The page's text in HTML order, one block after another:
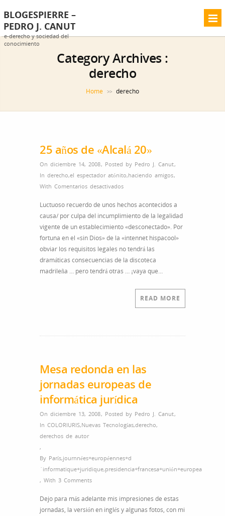
BLOGESPIERRE –
PEDRO J. CANUT
e-derecho y sociedad del
conocimiento
Category Archives :
derecho
Home >> derecho
25 años de «Alcalá 20»
On diciembre 14, 2008, Posted by Pedro J. Canut,
In derecho,el espectador atónito,haciendo amigos,
With Comentarios desactivadosen
años
de
«Alcalá
20»
Luctuoso recuerdo de unos hechos acontecidos a
causa/ por culpa del incumplimiento de la legalidad
vigente de un establecimiento «desconectado». Por
fortuna en el «sin Dios» de la «intennet hispacool»
obviar los requisitos legales no tendrá las
dramáticas consecuencias de la discoteca
madrileña … pero tendrá otras … ¡vaya que…
READ MORE
Mesa redonda en las
jornadas europeas de
informática jurídica
On diciembre 13, 2008, Posted by Pedro J. Canut,
In COLORIURIS,Nuevas Tecnologías,derecho,
derechos de autor
,
By París,journnées+européennes+d
´informatique+juridique,presidencia+francesa+unión+europea
, With 3 Comments
Dejo para más adelante mis impresiones de estas
jornadas, la versión en inglés y algunas fotos, con mi